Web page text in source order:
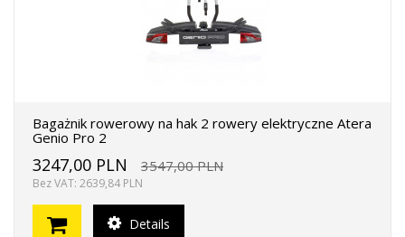
Bagażnik rowerowy na hak 2 rowery elektryczne Atera
Genio Pro 2
3247,00 PLN 3547,00 PLN
Bez VAT: 2639,84 PLN
Details